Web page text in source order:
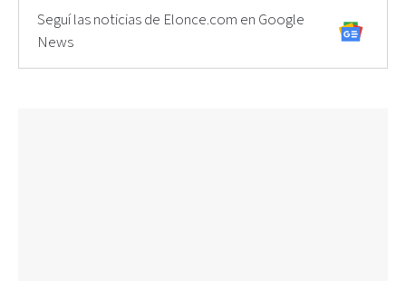
Seguí las noticias de Elonce.com en Google
News